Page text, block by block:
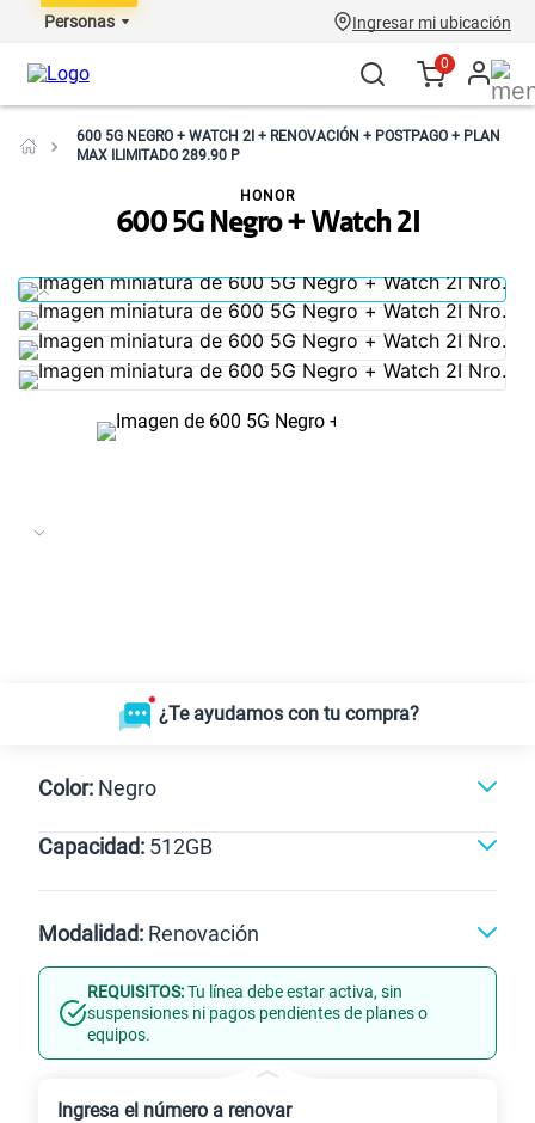
Personas Ingresar mi ubicación
0
600 5G NEGRO + WATCH 2I + RENOVACIÓN + POSTPAGO + PLAN
MAX ILIMITADO 289.90 P
600 5G Negro + Watch 2I
HONOR
¿Te ayudamos con tu compra?
Color: Negro
Naranja
Capacidad: 512GB
512GB
Modalidad: Renovación
Línea Nueva Portabilidad
REQUISITOS:Tu línea debe estar activa, sin
suspensiones ni pagos pendientes de planes o
equipos.
Ingresa el número a renovar